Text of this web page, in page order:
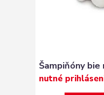
Šampiňóny bie
nutné